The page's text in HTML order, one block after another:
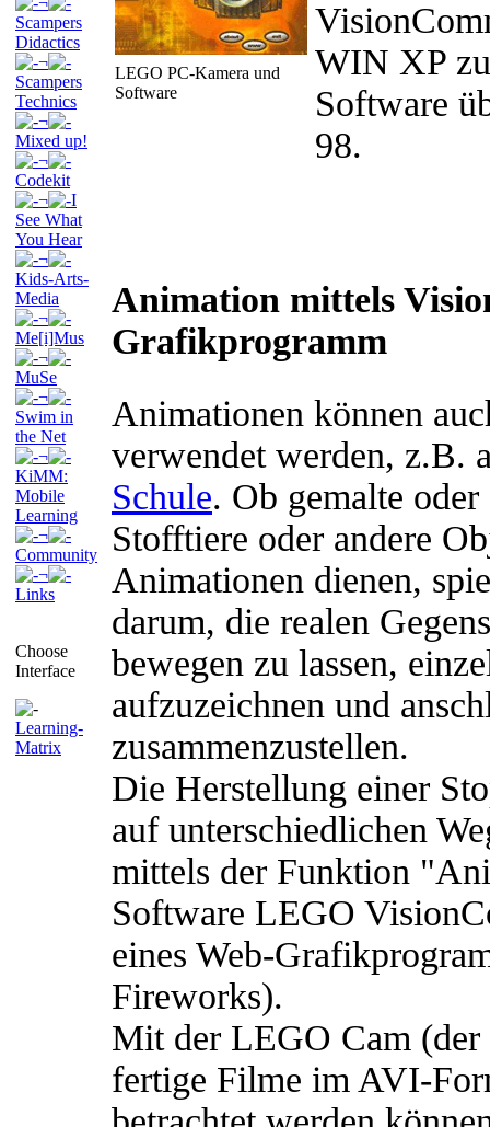
Scampers
Didactics
¬
Scampers
Technics
¬
Mixed up!
¬
Codekit
¬
I
See What
You Hear
¬
Kids-Arts-
Media
¬
Me[i]Mus
¬
MuSe
¬
Swim in
the Net
¬
KiMM:
Mobile
Learning
¬
Community
¬
Links
Choose
Interface
Learning-
Matrix
LEGO PC-Kamera und
Software
WIN XP
Software
98.
Animation mittels
Grafikprogramm
Animationen können
verwendet werden, z.B.
Schule. Ob gemalte
Stofftiere oder andere
Animationen dienen,
darum, die realen
bewegen zu lassen,
aufzuzeichnen und
zusammenzustellen.
Die Herstellung einer
auf unterschiedlichen
mittels der Funktion
Software LEGO
eines Web-
Fireworks).
Mit der LEGO Cam (der
fertige Filme im AVI-